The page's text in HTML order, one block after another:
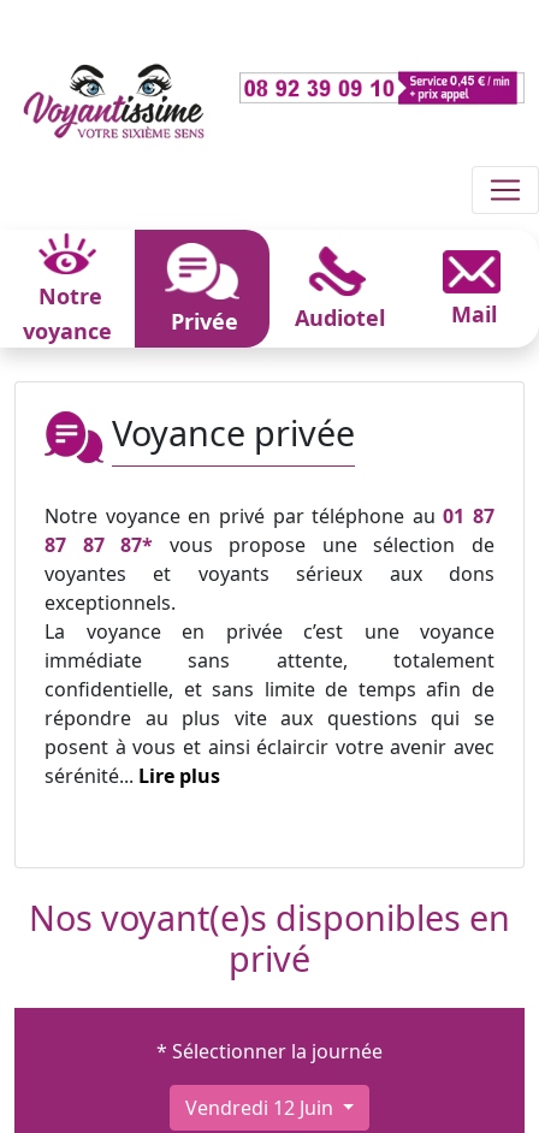
Notre
voyance
Privée Audiotel Mail
Voyance privée
Notre voyance en privé par téléphone au01 87
87 87 87* vous propose une sélection de
voyantes et voyants sérieux aux dons
exceptionnels.
La voyance en privée c’est une voyance
immédiate sans attente, totalement
confidentielle, et sans limite de temps afin de
répondre au plus vite aux questions qui se
posent à vous et ainsi éclaircir votre avenir avec
sérénité... Lire plus
Nos voyant(e)s disponibles en
privé
* Sélectionner la journée
Vendredi 12 Juin